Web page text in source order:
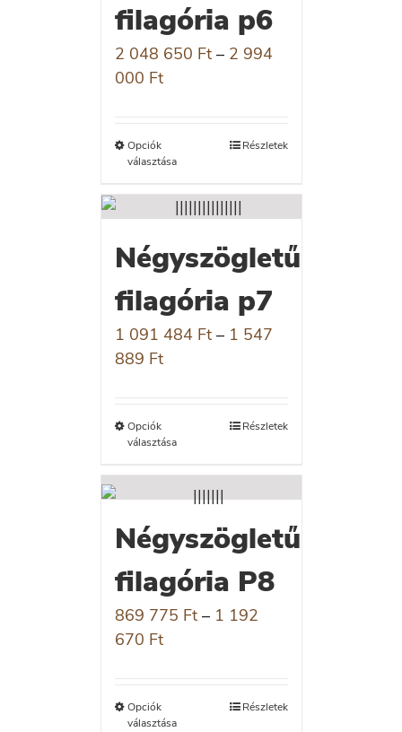
filagória p6
2 048 650 Ft– 2 994
000 Ft
Opciók
választása
Részletek
Négyszögletű
filagória p7
1 091 484 Ft– 1 547
889 Ft
Opciók
választása
Részletek
Négyszögletű
filagória P8
869 775 Ft– 1 192
670 Ft
Opciók
választása
Részletek